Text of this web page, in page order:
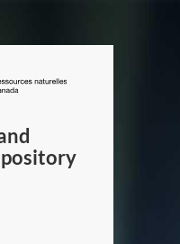
/
Canada